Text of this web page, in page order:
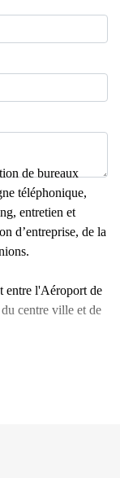
de bureaux
téléphonique,
entretien et
d’entreprise, de la
entre l'Aéroport de
centre ville et de